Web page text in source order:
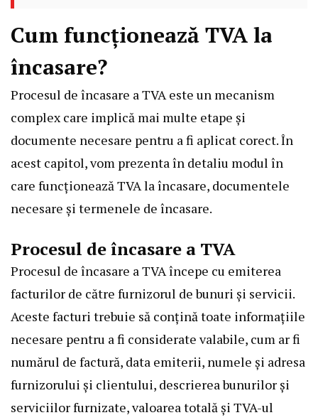
Cum funcționează TVA la
încasare?
Procesul de încasare a TVA este un mecanism
complex care implică mai multe etape și
documente necesare pentru a fi aplicat corect. În
acest capitol, vom prezenta în detaliu modul în
care funcționează TVA la încasare, documentele
necesare și termenele de încasare.
Procesul de încasare a TVA
Procesul de încasare a TVA începe cu emiterea
facturilor de către furnizorul de bunuri și servicii.
Aceste facturi trebuie să conțină toate informațiile
necesare pentru a fi considerate valabile, cum ar fi
numărul de factură, data emiterii, numele și adresa
furnizorului și clientului, descrierea bunurilor și
serviciilor furnizate, valoarea totală și TVA-ul